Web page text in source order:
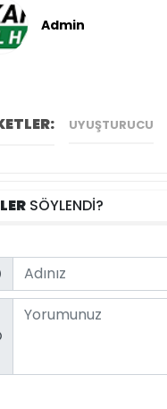
Admin
UYUŞTURUCU
SÖYLENDİ?